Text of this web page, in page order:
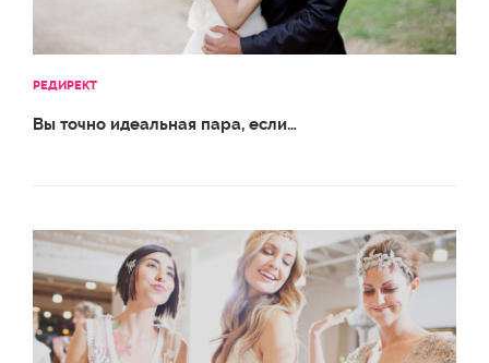
РЕДИРЕКТ
Вы точно идеальная пара, если…